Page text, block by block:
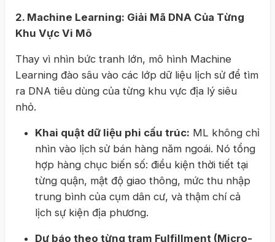
2. Machine Learning: Giải Mã DNA Của Từng
Khu Vực Vi Mô
Thay vì nhìn bức tranh lớn, mô hình Machine
Learning đào sâu vào các lớp dữ liệu lịch sử để tìm
ra DNA tiêu dùng của từng khu vực địa lý siêu
nhỏ.
Khai quật dữ liệu phi cấu trúc: ML không chỉ
nhìn vào lịch sử bán hàng năm ngoái. Nó tổng
hợp hàng chục biến số: điều kiện thời tiết tại
từng quận, mật độ giao thông, mức thu nhập
trung bình của cụm dân cư, và thậm chí cả
lịch sự kiện địa phương.
Dự báo theo từng trạm Fulfillment (Micro-